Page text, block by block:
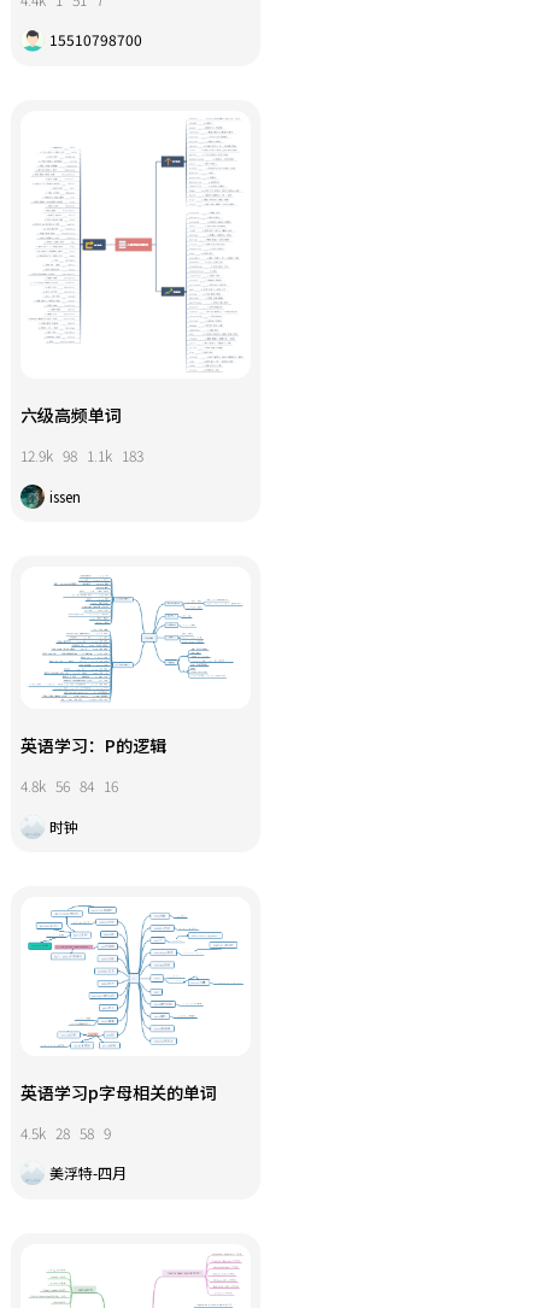
15510798700
六级高频单词
12.9k 98 1.1k 183
issen
英语学习：P的逻辑
4.8k 56 84 16
时钟
英语学习p字母相关的单词
4.5k 28 58 9
美浮特-四月